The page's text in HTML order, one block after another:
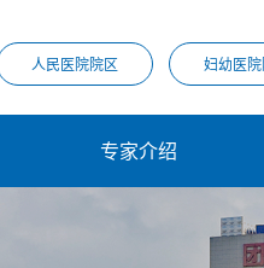
人民医院院区 妇幼医
专家介绍